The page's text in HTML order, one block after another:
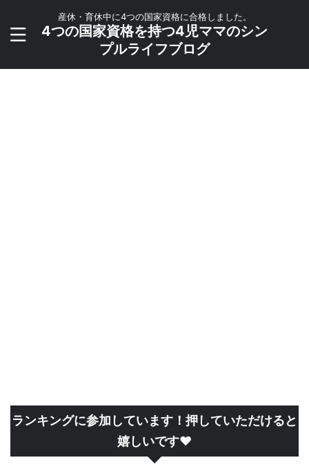
産休・育休中に4つの国家資格に合格しました。
4つの国家資格を持つ4児ママのシン
プルライフブログ
ランキングに参加しています！押していただけると
嬉しいです❤